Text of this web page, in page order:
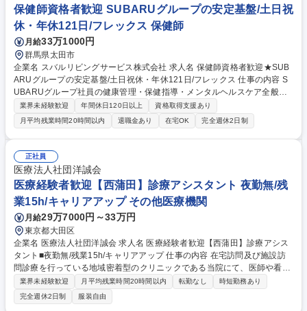
開院】医療事務/月給27.5万円～/オープニング募集
保健師資格者歓迎 SUBARUグループの安定基盤/土日祝
休・年休121日/フレックス 保健師
月給33万1000円
群馬県太田市
企業名 スバルリビングサービス株式会社 求人名 保健師資格者歓迎★SUB
ARUグループの安定基盤/土日祝休・年休121日/フレックス 仕事の内容 S
UBARUグループ社員の健康管理・保健指導・メンタルヘルスケア全般を
お任せします。予防医療の観点から働く人々の健康維持・増進を支え、快
適な職場環境づくりに貢献できる非常にやりがいあるポジションです。 ■
定期健診結果に基づく保健指導・特定保健指導の実施 ■ストレスチェック
運用、メンタルヘルス不調者や休復職者の相談・支援 ■健診データ等の集
計・分析、各種報告資料の作成（Excel・Word使用） ■産業医や医療機
関、社内関係部署との連携・調整 ■健康増進イベントや安全衛生施策の企
画・推進 ※入社後は現場の健康相談からスタートし、徐々に企画等へ幅を
広げられます！ 募集職種 保健師資格者歓迎★SUBARUグループの安定基
盤/土日祝休・年休121日/フレックス
業界未経験歓迎 年間休日120日以上
資格取得支援あり
月平均残業時間20時間以内
退職金あり 在宅OK 完全週休2日制
正社員
医療法人社団洋誠会
医療経験者歓迎【西蒲田】診療アシスタント 夜勤無/残
業15h/キャリアアップ その他医療機関
月給29万7000円～33万円
東京都大田区
企業名 医療法人社団洋誠会 求人名 医療経験者歓迎【西蒲田】診療アシス
タント■夜勤無/残業15h/キャリアアップ 仕事の内容 在宅訪問及び施設訪
問診療を行っている地域密着型のクリニックである当院にて、医師や看護
師の送迎/診療補助などのアシスタント業務/報告などの事務業務をお任せ
します。※ご経験次第で採血を行っていただきます。 【1日の流れ】 ■出
勤後、訪問する方にあわせた医療物品の準備 ■車を運転し、医師と共に出
業界未経験歓迎 月平均残業時間20時間以内 転勤なし
時短勤務あり
完全週休2日制
服装自由